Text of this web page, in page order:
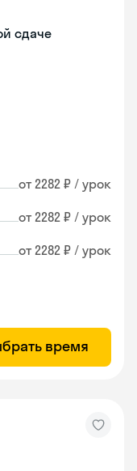
сдаче
от 2282 ₽ / урок
от 2282 ₽ / урок
от 2282 ₽ / урок
время